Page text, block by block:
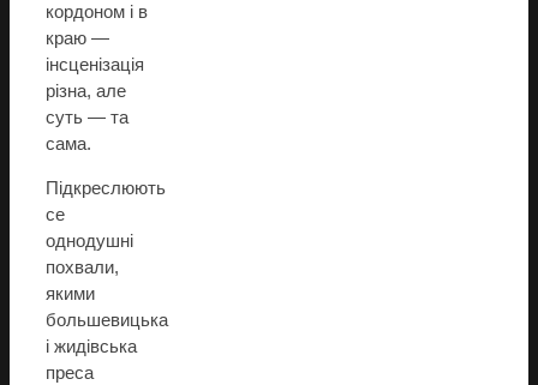
кордоном і в
краю —
інсценізація
різна, але
суть — та
сама.
Підкреслюють
се
однодушні
похвали,
якими
большевицька
і жидівська
преса